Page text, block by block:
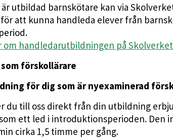
är utbildad barnskötare kan via
att kunna handleda elever från
om handledarutbildningen på
förskollärare
för dig som är nyexaminerad
du till oss direkt från din utbildning
ett led i introduktionsperioden. Den
cirka 1,5 timme per gång.